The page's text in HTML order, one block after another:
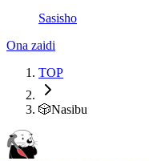
Sasisho
Ona zaidi
TOP
🎲Nasibu